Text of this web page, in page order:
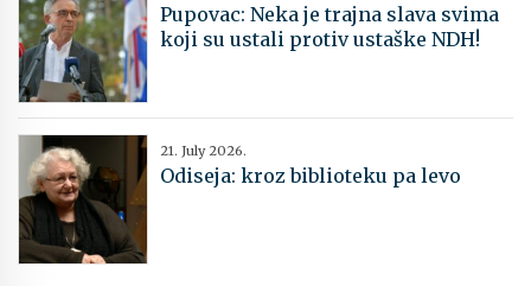
Pupovac: Neka je trajna slava svima
koji su ustali protiv ustaške NDH!
21. July 2026.
Odiseja: kroz biblioteku pa levo